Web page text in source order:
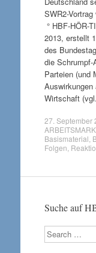
SWR2-
° HBF-HÖR-
2013, erstellt
des
die Schrumpf-
Parteien (und
Wirtschaft
27. September
Basismaterial
Folgen
Suche auf
Search